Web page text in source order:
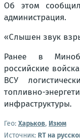
Об этом
администрация.
«Слышен звук
Ранее в
российские
ВСУ
топливно-
инфраструктуры.
Гео: Харьков, Изюм
Источник: RT на